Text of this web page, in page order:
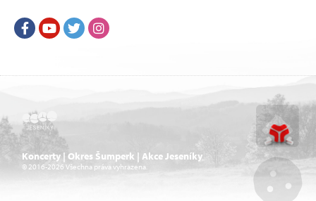
FacebookYoutube Twitter
Koncerty | Okres Šumperk | Akce Jeseníky
© 2016-2026 Všechna práva vyhrazena.